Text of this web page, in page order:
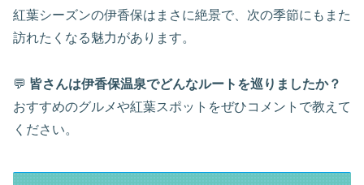
紅葉シーズンの伊香保はまさに絶景で、次の季節にもまた
訪れたくなる魅力があります。
💬 皆さんは伊香保温泉でどんなルートを巡りましたか？
おすすめのグルメや紅葉スポットをぜひコメントで教えて
ください。